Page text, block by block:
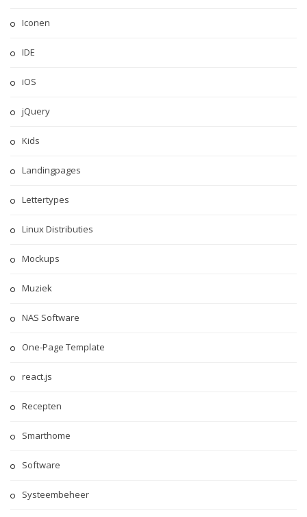
Iconen
IDE
iOS
jQuery
Kids
Landingpages
Lettertypes
Linux Distributies
Mockups
Muziek
NAS Software
One-Page Template
react.js
Recepten
Smarthome
Software
Systeembeheer